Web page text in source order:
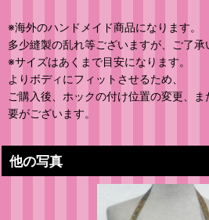
※海外のハンドメイド商品になります。
多少縫製の乱れ等ございますが、ご了承
※サイズはあくまで目安になります。
よりボディにフィットさせるため、
ご購入後、ホックの付け位置の変更、
要がございます。
他の写真